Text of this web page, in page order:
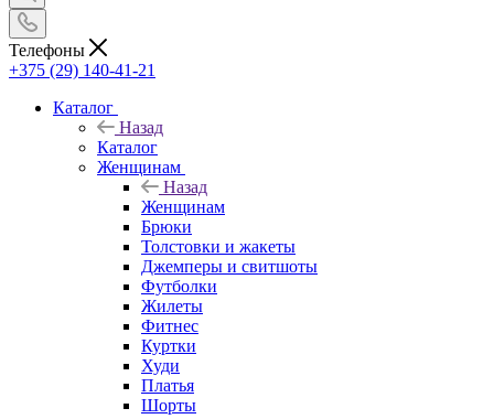
Телефоны
+375 (29) 140-41-21
Каталог
Назад
Каталог
Женщинам
Назад
Женщинам
Брюки
Толстовки и жакеты
Джемперы и свитшоты
Футболки
Жилеты
Фитнес
Куртки
Худи
Платья
Шорты